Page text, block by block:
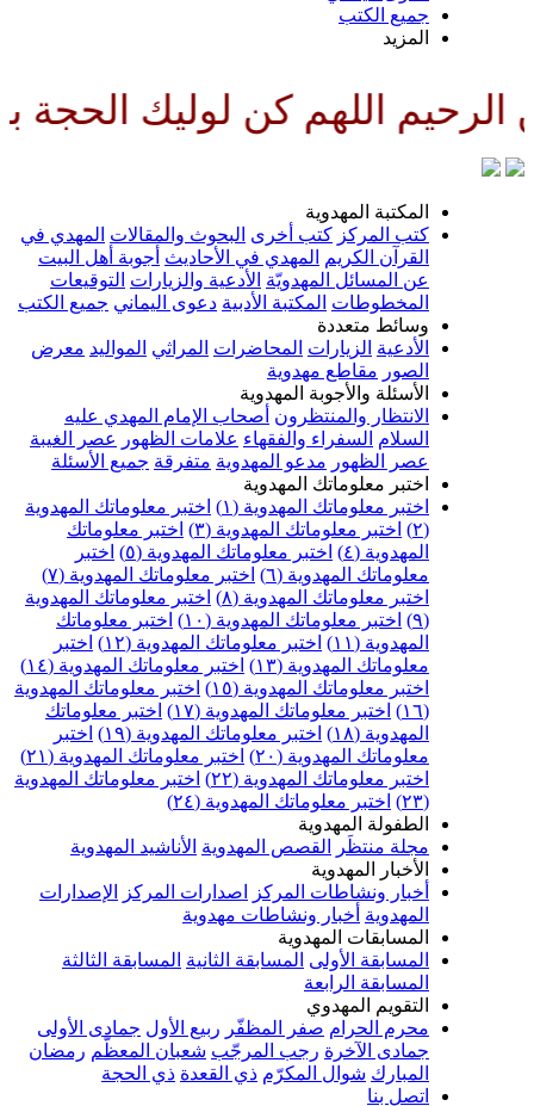
كن لوليك الحجة بن الحسن
المهدوية
كتب أخرى البحوث والمقالات المهدي في
المهدي في الأحاديث أجوبة أهل البيت
المسائل المهدويّة الأدعية والزيارات التوقيعات
المكتبة الأدبية دعوى اليماني جميع الكتب
متعددة
الزيارات المحاضرات المراثي المواليد معرض
مقاطع مهدوية
والأجوبة المهدوية
والمنتظرون أصحاب الإمام المهدي عليه
السفراء والفقهاء علامات الظهور عصر الغيبة
مدعو المهدوية متفرقة جميع الأسئلة
معلوماتك المهدوية
معلوماتك المهدوية (١)
اختبر معلوماتك المهدوية
اختبر معلوماتك المهدوية (٣)
اختبر معلوماتك
اختبر معلوماتك المهدوية (٥)
اختبر
المهدوية (٦)
اختبر معلوماتك المهدوية (٧)
معلوماتك المهدوية (٨)
اختبر معلوماتك المهدوية
اختبر معلوماتك المهدوية (١٠)
اختبر معلوماتك
اختبر معلوماتك المهدوية (١٢)
اختبر
المهدوية (١٣)
اختبر معلوماتك المهدوية (١٤)
معلوماتك المهدوية (١٥)
اختبر معلوماتك المهدوية
اختبر معلوماتك المهدوية (١٧)
اختبر معلوماتك
اختبر معلوماتك المهدوية (١٩)
اختبر
المهدوية (٢٠)
اختبر معلوماتك المهدوية (٢١)
معلوماتك المهدوية (٢٢)
اختبر معلوماتك المهدوية
اختبر معلوماتك المهدوية (٢٤)
المهدوية
منتظَر
القصص المهدوية الأناشيد المهدوية
المهدوية
ونشاطات المركز اصدارات المركز الإصدارات
أخبار ونشاطات مهدوية
المهدوية
الأولى المسابقة الثانية المسابقة الثالثة
الرابعة
المهدوي
الحرام
صفر المظفّر ربيع الأول جمادى الأولى
رجب المرجّب شعبان المعظّم رمضان
شوال المكرّم ذي القعدة ذي الحجة